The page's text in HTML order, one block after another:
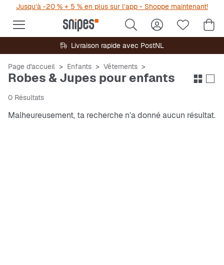
Jusqu’à -20 % + 5 % en plus sur l’app - Shoppe maintenant!
Livraison rapide avec PostNL
Page d'accueil Enfants Vêtements
Robes & Jupes pour enfants
0 Résultats
Malheureusement, ta recherche n’a donné aucun résultat.